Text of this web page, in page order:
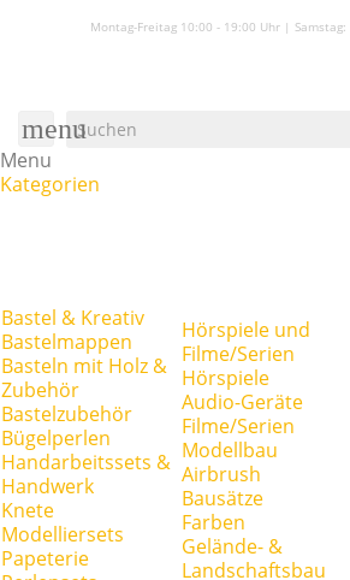
Montag-Freitag 10:00 - 19:00 Uhr | Samstag:
menu
Menu
Kategorien
Bastel & Kreativ
Bastelmappen
Basteln mit Holz &
Zubehör
Bastelzubehör
Bügelperlen
Handarbeitssets &
Handwerk
Knete
Modelliersets
Papeterie
Hörspiele und
Filme/Serien
Hörspiele
Audio-Geräte
Filme/Serien
Modellbau
Airbrush
Bausätze
Farben
Gelände- &
Landschaftsbau